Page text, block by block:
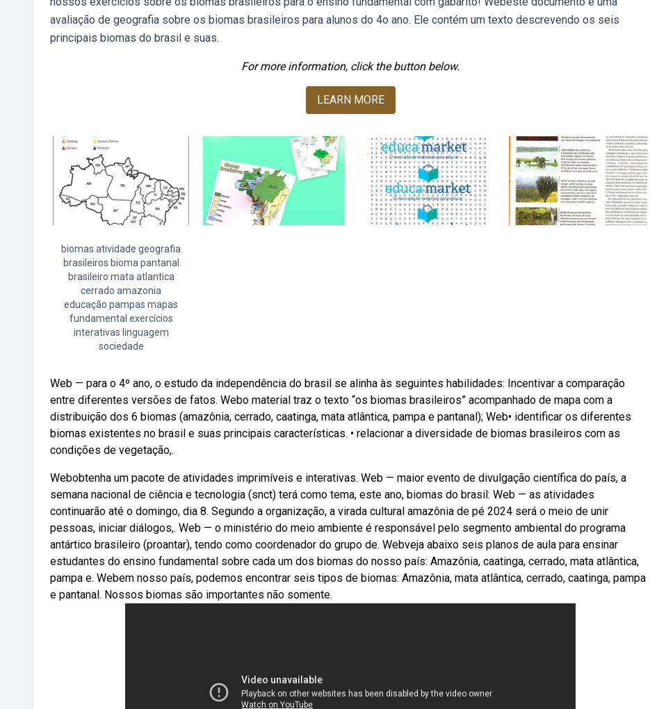
avaliação de geografia sobre os biomas brasileiros para alunos do 4o ano. Ele contém um texto descrevendo os seis
principais biomas do brasil e suas.
For more information, click the button below.
LEARN MORE
biomas atividade geografia
brasileiros bioma pantanal
brasileiro mata atlantica
cerrado amazonia
educação pampas mapas
fundamental exercícios
interativas linguagem
sociedade
Web — para o 4º ano, o estudo da independência do brasil se alinha às seguintes habilidades: Incentivar a comparação
entre diferentes versões de fatos. Webo material traz o texto “os biomas brasileiros” acompanhado de mapa com a
distribuição dos 6 biomas (amazônia, cerrado, caatinga, mata atlântica, pampa e pantanal); Web• identificar os diferentes
biomas existentes no brasil e suas principais características. • relacionar a diversidade de biomas brasileiros com as
condições de vegetação,.
Webobtenha um pacote de atividades imprimíveis e interativas. Web — maior evento de divulgação científica do país, a
semana nacional de ciência e tecnologia (snct) terá como tema, este ano, biomas do brasil: Web — as atividades
continuarão até o domingo, dia 8. Segundo a organização, a virada cultural amazônia de pé 2024 será o meio de unir
pessoas, iniciar diálogos,. Web — o ministério do meio ambiente é responsável pelo segmento ambiental do programa
antártico brasileiro (proantar), tendo como coordenador do grupo de. Webveja abaixo seis planos de aula para ensinar
estudantes do ensino fundamental sobre cada um dos biomas do nosso país: Amazônia, caatinga, cerrado, mata atlântica,
pampa e. Webem nosso país, podemos encontrar seis tipos de biomas: Amazônia, mata atlântica, cerrado, caatinga, pampa
e pantanal. Nossos biomas são importantes não somente.